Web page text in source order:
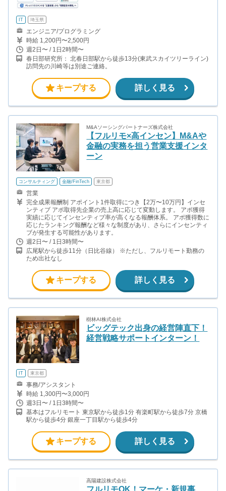
IT 埼玉県
エンジニア/プログラミング
時給 1,200円〜2,500円
週2日〜 / 1日2時間〜
春日部研究所： 北春日部駅から徒歩13分(東武スカイツリーライン)
訪問先の川崎等は別途ご連絡。
キープする 詳しく見る
M&Aソーシングパートナーズ株式会社
【フルリモ×高インセン】M&Aや
金融の実務を担う営業支援インタ
ーン
コンサルティング 金融/FinTech 東京都
営業
完全成果報酬制 アポイント1件取得につき【2万〜10万円】インセ
ンティブ アポ取得先企業の売上高に応じて変動します。 アポ獲得
実績に応じてインセンティブ率が高くなる報酬体系。 アポ獲得数に
応じたランキング報酬など様々な制度があり、さらにインセンティ
ブが発生する可能性があります。
週2日〜 / 1日3時間〜
広尾駅から徒歩11分（日比谷線） ※ただし、フルリモート勤務の
ため出社なし
キープする 詳しく見る
樹林AI株式会社
ビッグテック出身の経営陣直下！
経営戦略サポートインターン！
IT 東京都
事務/アシスタント
時給 1,300円〜3,000円
週3日〜 / 1日3時間〜
基本はフルリモート 東京駅から徒歩1分 有楽町駅から徒歩7分 京橋
駅から徒歩4分 銀座一丁目駅から徒歩4分
キープする 詳しく見る
高陽建設株式会社
フルリモOK！マーケ・新規事